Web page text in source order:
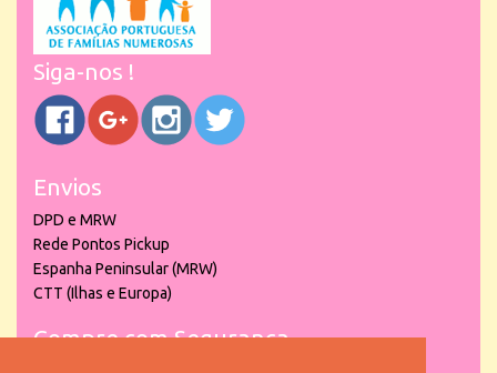
Siga-nos !
Envios
DPD e MRW
Rede Pontos Pickup
Espanha Peninsular (MRW)
CTT (Ilhas e Europa)
Compre com Segurança